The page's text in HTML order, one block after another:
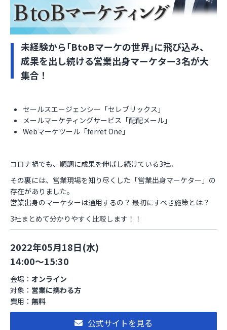
未経験から｢BtoBマーケの世界｣に飛び込み、
成果を出し続ける営業出身マーケター3名が大
集合！
セールスエージェンシー「セレブリックス」
メールマーケティングサービス「配配メール」
Webマーケツール「ferret One」
コロナ禍でも、順調に成果を伸ばし続けている3社。
その裏には、営業現場を知り尽くした「営業出身マーケター」の
存在がありました。
営業出身のマーケターは通用するの？ 最初にすべき施策とは？
3社まとめて分かりやすく比較します！！
2022年05月18日(水)
14:00～15:30
会場： オンライン
対象： 営業に携わる方
費用： 無料
公式サイトを見る